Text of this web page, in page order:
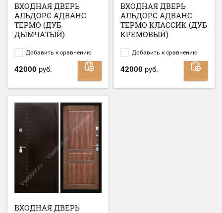
ВХОДНАЯ ДВЕРЬ
АЛЬДОРС АДВАНС
ТЕРМО (ДУБ
ДЫМЧАТЫЙ)
Добавить к сравнению
42000 руб.
ВХОДНАЯ ДВЕРЬ
АЛЬДОРС АДВАНС
ТЕРМО КЛАССИК (ДУБ
КРЕМОВЫЙ)
Добавить к сравнению
42000 руб.
ВХОДНАЯ ДВЕРЬ